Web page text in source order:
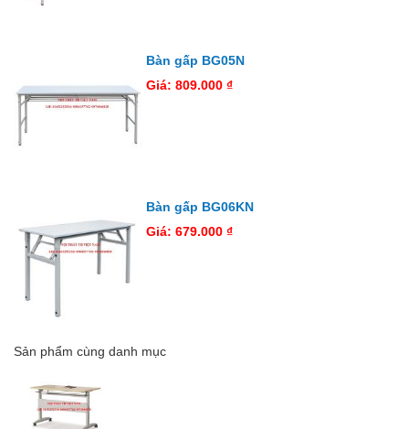
Bàn gấp BG05N
Giá: 809.000 ₫
Bàn gấp BG06KN
Giá: 679.000 ₫
Sản phẩm cùng danh mục